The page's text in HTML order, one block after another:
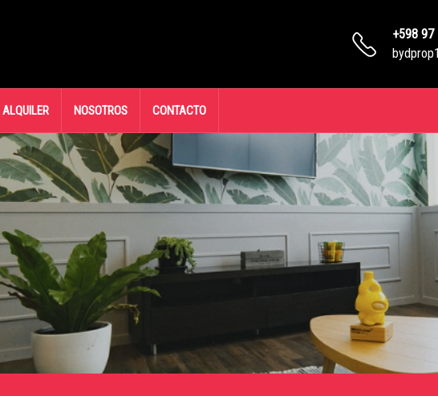
+598 97
ALQUILER NOSOTROS CONTACTO